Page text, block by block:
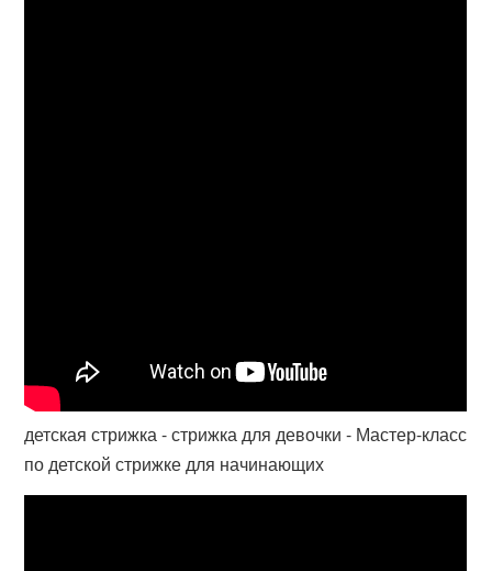
детская стрижка - стрижка для девочки - Мастер-класс
по детской стрижке для начинающих